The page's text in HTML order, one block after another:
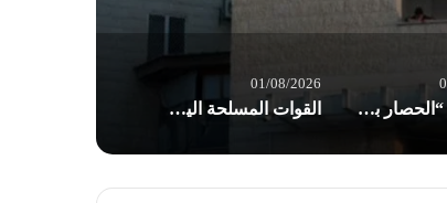
مسِيرات “الحصار بالحصار والتصعيد بالتصعيد” في صنعاء: مستعدون لأثمان المعركة
01/08/2026
القوات المسلحة اليمنية: إجبار 8 سفن نفطية للعدو السعودي على تغيير مسارها